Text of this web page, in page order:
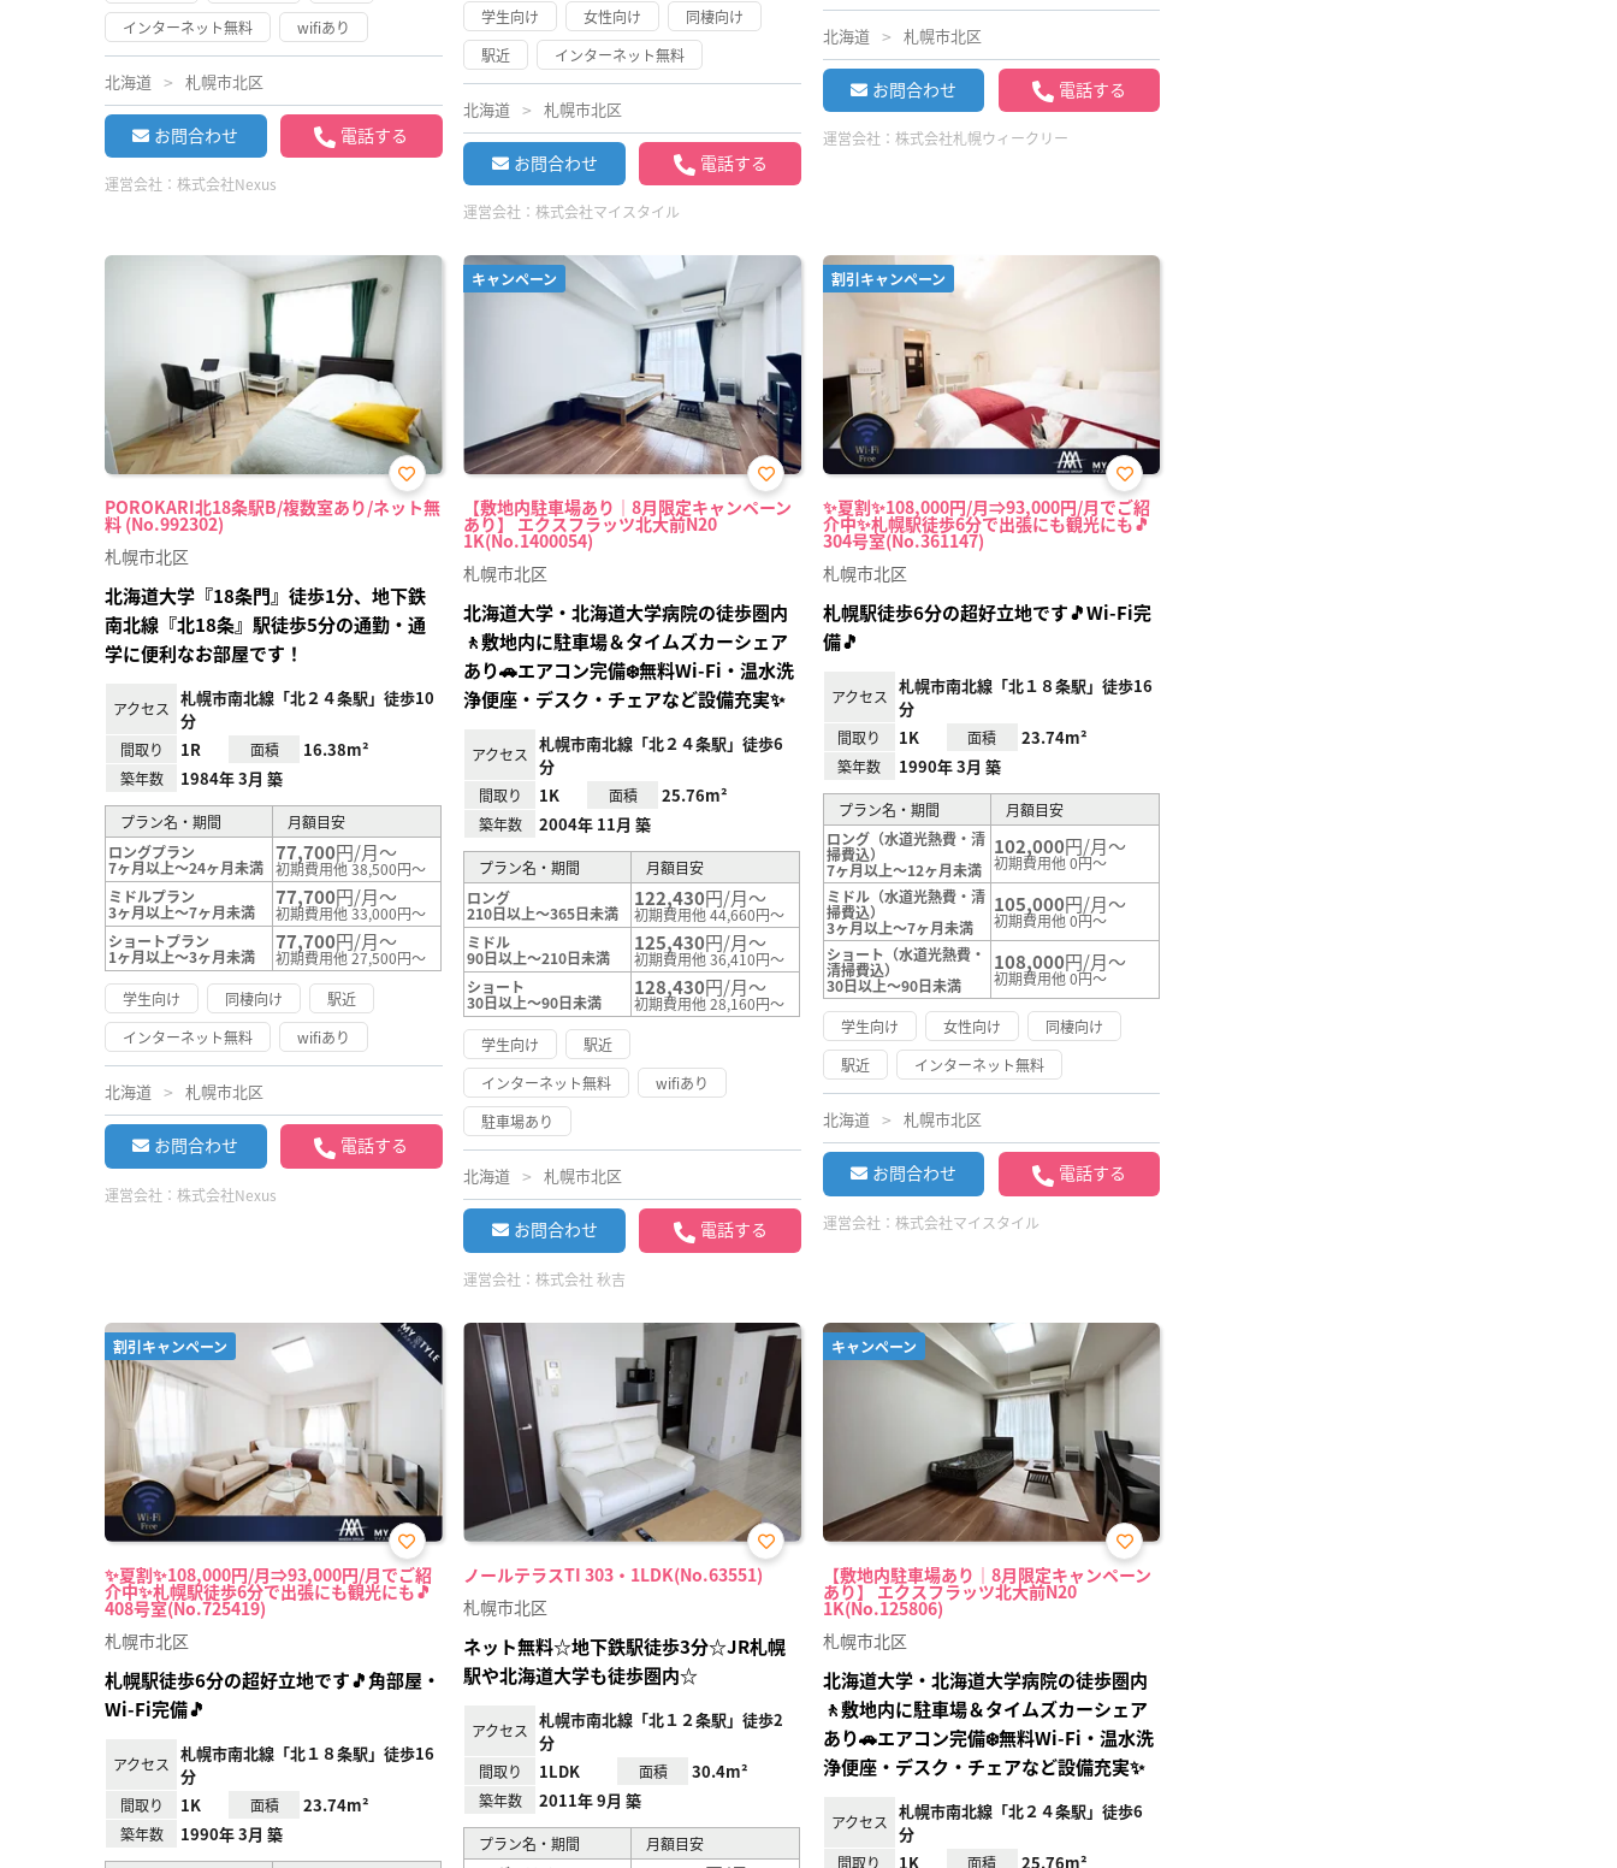
インターネット無料
wifiあり
北海道 札幌市北区
お問合わせ 電話する
運営会社： 株式会社Nexus
学生向け 女性向け
同棲向け
駅近
インターネット無料
北海道 札幌市北区
お問合わせ 電話する
運営会社：株式会社マイスタイル
北海道 札幌市北区
お問合わせ 電話する
運営会社： 株式会社札幌ウィークリー
POROKARI北18条駅B/複数室あり/ネット無
料 (No.992302)
お気
に入
札幌市北区
北海道大学『18条門』徒歩1分、地下鉄
南北線『北18条』駅徒歩5分の通勤・通
学に便利なお部屋です！
アクセス
札幌市南北線「北２４条駅」徒歩10
分
間取り 1R 面積 16.38m²
築年数 1984年 3月 築
プラン名・期間
月額目安
ロングプラン
7ヶ月以上～24ヶ月未満
77,700円/月～
初期費用他 38,500円～
ミドルプラン
3ヶ月以上～7ヶ月未満
77,700円/月～
初期費用他 33,000円～
ショートプラン
1ヶ月以上～3ヶ月未満
77,700円/月～
初期費用他 27,500円～
学生向け
同棲向け
駅近
インターネット無料
wifiあり
北海道 札幌市北区
お問合わせ 電話する
運営会社： 株式会社Nexus
キャンペーン
【敷地内駐車場あり｜8月限定キャンペーン
あり】 エクスフラッツ北大前N20
1K(No.1400054)
お気
に入
札幌市北区
北海道大学・北海道大学病院の徒歩圏内
🚶敷地内に駐車場＆タイムズカーシェア
あり🚗エアコン完備❄️無料Wi‑Fi・温水洗
浄便座・デスク・チェアなど設備充実✨
アクセス
札幌市南北線「北２４条駅」徒歩6
分
間取り 1K 面積 25.76m²
築年数 2004年 11月 築
プラン名・期間
月額目安
ロング
210日以上～365日未満
122,430円/月～
初期費用他 44,660円～
ミドル
90日以上～210日未満
125,430円/月～
初期費用他 36,410円～
ショート
30日以上～90日未満
128,430円/月～
初期費用他 28,160円～
学生向け
駅近
インターネット無料
wifiあり
駐車場あり
北海道 札幌市北区
お問合わせ 電話する
運営会社：株式会社 秋吉
割引キャンペーン
✨夏割✨108,000円/月⇒93,000円/月でご紹
介中✨札幌駅徒歩6分で出張にも観光にも🎵
304号室(No.361147)
お気
に入
り登
札幌市北区
札幌駅徒歩6分の超好立地です🎵Wi-Fi完
備🎵
アクセス
札幌市南北線「北１８条駅」徒歩16
分
間取り 1K 面積 23.74m²
築年数 1990年 3月 築
プラン名・期間
月額目安
ロング（水道光熱費・清
掃費込）
7ヶ月以上～12ヶ月未満
102,000円/月～
初期費用他 0円～
ミドル（水道光熱費・清
掃費込）
3ヶ月以上～7ヶ月未満
105,000円/月～
初期費用他 0円～
ショート（水道光熱費・
清掃費込）
30日以上～90日未満
108,000円/月～
初期費用他 0円～
学生向け 女性向け
同棲向け
駅近
インターネット無料
北海道 札幌市北区
お問合わせ 電話する
運営会社： 株式会社マイスタイル
割引キャンペーン
✨夏割✨108,000円/月⇒93,000円/月でご紹
介中✨札幌駅徒歩6分で出張にも観光にも🎵
408号室(No.725419)
お気
に入
り登
札幌市北区
札幌駅徒歩6分の超好立地です🎵角部屋・
Wi-Fi完備🎵
アクセス
札幌市南北線「北１８条駅」徒歩16
分
間取り 1K 面積 23.74m²
築年数 1990年 3月 築
ノールテラスTI 303・1LDK(No.63551)お気
に入
札幌市北区
ネット無料☆地下鉄駅徒歩3分☆JR札幌
駅や北海道大学も徒歩圏内☆
アクセス
札幌市南北線「北１２条駅」徒歩2
分
間取り 1LDK 面積 30.4m²
築年数 2011年 9月 築
プラン名・期間
月額目安
キャンペーン
【敷地内駐車場あり｜8月限定キャンペーン
あり】 エクスフラッツ北大前N20
1K(No.125806)
お気
に入
札幌市北区
北海道大学・北海道大学病院の徒歩圏内
🚶敷地内に駐車場＆タイムズカーシェア
あり🚗エアコン完備❄️無料Wi‑Fi・温水洗
浄便座・デスク・チェアなど設備充実✨
アクセス
札幌市南北線「北２４条駅」徒歩6
分
間取り 1K 面積 25.76m²